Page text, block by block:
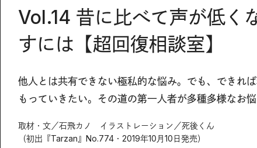
Vol.14 昔に比べて声が低く
すには【超回復相談室】
他人とは共有できない極私的な悩み。でも、できれ
もっていきたい。その道の第一人者が多種多様なお
取材・文／石飛カノ イラストレーション／死後くん
（初出『Tarzan』No.774・2019年10月10日発売）